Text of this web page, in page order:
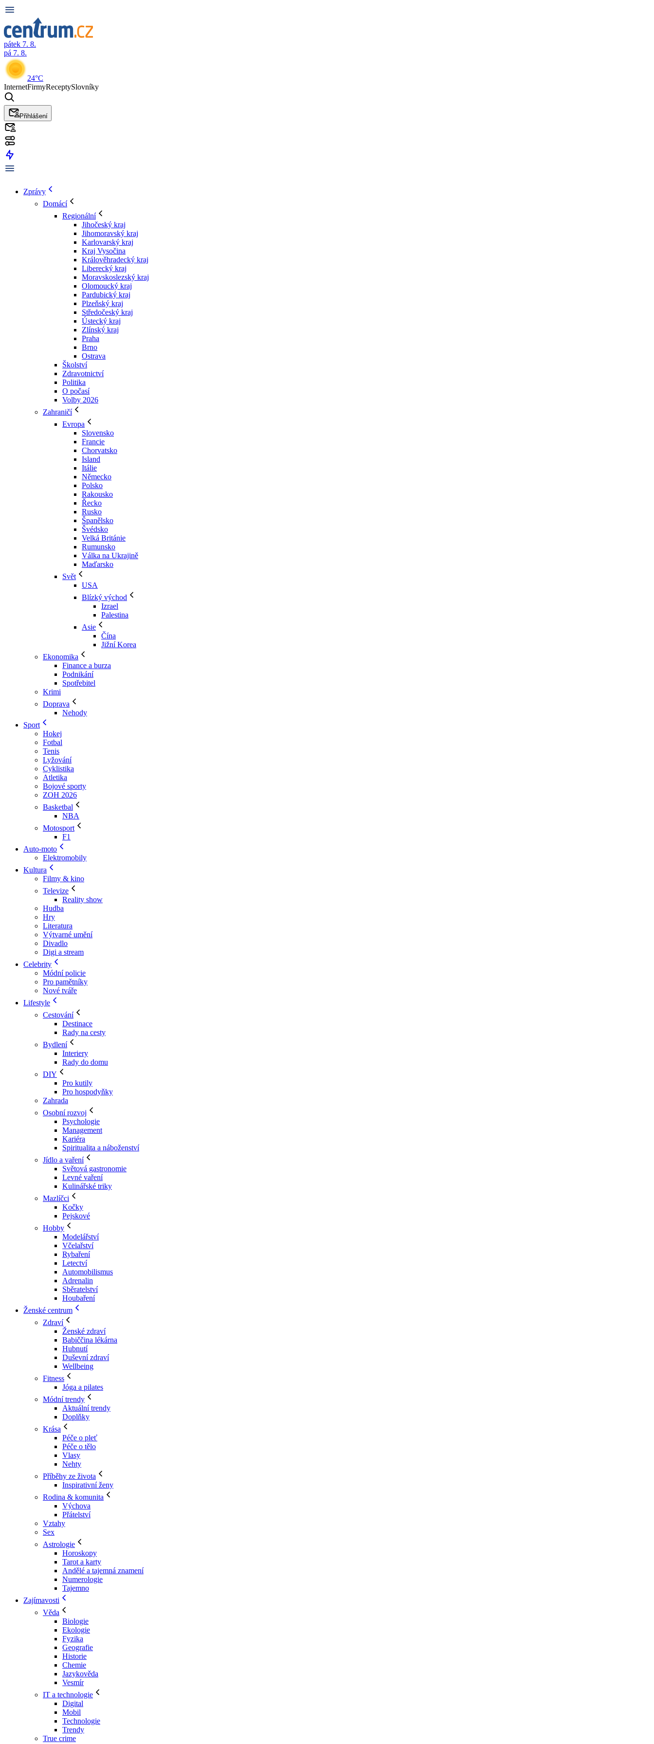
pátek 7. 8.
pá 7. 8.
24°C
InternetFirmyReceptySlovníky
Přihlášení
Zprávy
Domácí
Regionální
Jihočeský kraj
Jihomoravský kraj
Karlovarský kraj
Kraj Vysočina
Králověhradecký kraj
Liberecký kraj
Moravskoslezský kraj
Olomoucký kraj
Pardubický kraj
Plzeňský kraj
Středočeský kraj
Ústecký kraj
Zlínský kraj
Praha
Brno
Ostrava
Školství
Zdravotnictví
Politika
O počasí
Volby 2026
Zahraničí
Evropa
Slovensko
Francie
Chorvatsko
Island
Itálie
Německo
Polsko
Rakousko
Řecko
Rusko
Španělsko
Švédsko
Velká Británie
Rumunsko
Válka na Ukrajině
Maďarsko
Svět
USA
Blízký východ
Izrael
Palestina
Asie
Čína
Jižní Korea
Ekonomika
Finance a burza
Podnikání
Spotřebitel
Krimi
Doprava
Nehody
Sport
Hokej
Fotbal
Tenis
Lyžování
Cyklistika
Atletika
Bojové sporty
ZOH 2026
Basketbal
NBA
Motosport
F1
Auto-moto
Elektromobily
Kultura
Filmy & kino
Televize
Reality show
Hudba
Hry
Literatura
Výtvarné umění
Divadlo
Digi a stream
Celebrity
Módní policie
Pro pamětníky
Nové tváře
Lifestyle
Cestování
Destinace
Rady na cesty
Bydlení
Interiery
Rady do domu
DIY
Pro kutily
Pro hospodyňky
Zahrada
Osobní rozvoj
Psychologie
Management
Kariéra
Spiritualita a náboženství
Jídlo a vaření
Světová gastronomie
Levné vaření
Kulinářské triky
Mazlíčci
Kočky
Pejskové
Hobby
Modelářství
Včelařství
Rybaření
Letectví
Automobilismus
Adrenalin
Sběratelství
Houbaření
Ženské centrum
Zdraví
Ženské zdraví
Babiččina lékárna
Hubnutí
Duševní zdraví
Wellbeing
Fitness
Jóga a pilates
Módní trendy
Aktuální trendy
Doplňky
Krása
Péče o pleť
Péče o tělo
Vlasy
Nehty
Příběhy ze života
Inspirativní ženy
Rodina & komunita
Výchova
Přátelství
Vztahy
Sex
Astrologie
Horoskopy
Tarot a karty
Andělé a tajemná znamení
Numerologie
Tajemno
Zajímavosti
Věda
Biologie
Ekologie
Fyzika
Geografie
Historie
Chemie
Jazykověda
Vesmír
IT a technologie
Digital
Mobil
Technologie
Trendy
True crime